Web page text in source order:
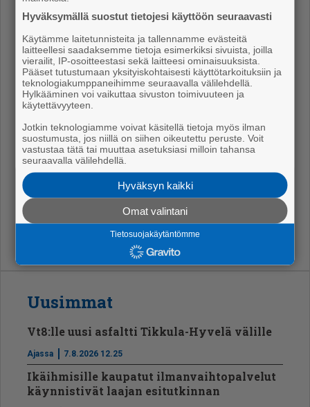
set nä­ky­vät nyt koko säh­kö­jär­jes­tel­män toi­min­ta­var­
muu­des­sa.
On täy­sin ym­mär­ret­tä­vää, et­tä kun­nat te­ke­vät it­sel­
leen ta­lou­del­li­ses­ti kan­nat­ta­via pää­tök­siä. Vaa­ra­na
on kui­ten­kin, et­tä säh­kö­jär­jes­tel­män toi­min­ta­var­
muus al­kaa no­ja­ta pää­tök­sil­le, joi­den te­ki­jöil­lä ei ole
ko­ko­nais­ku­vaa jär­jes­tel­män toi­min­nas­ta.
Ma­ria Rau­ta­nen
Maa­kun­ta­val­tuus­ton va­ra­pu­heen­joh­ta­ja, alue- ja kau­
pun­gin­val­tuu­tet­tu (kok.), Pori
Uusimmat
Vt8:lle uusi asfaltti Tikkula-Hyvelä välille
Ajassa 7.8.2026 12.25
Ikäihmisille kaupatut ilmanvaihtopalvelut
käynnistivät laajan esitutkinnan
Hyväksymällä suostut tietojesi käyttöön seuraavasti
Käytämme laitetunnisteita ja tallennamme evästeitä
laitteellesi saadaksemme tietoja esimerkiksi sivuista, joilla
vierailit, IP-osoitteestasi sekä laitteesi ominaisuuksista.
Pääset tutustumaan yksityiskohtaisesti käyttötarkoituksiin ja
teknologiakumppaneihimme seuraavalla välilehdellä.
Hylkääminen voi vaikuttaa sivuston toimivuuteen ja
käytettävyyteen.
Jotkin teknologiamme voivat käsitellä tietoja myös ilman
suostumusta, jos niillä on siihen oikeutettu peruste. Voit
vastustaa tätä tai muuttaa asetuksiasi milloin tahansa
seuraavalla välilehdellä.
Hyväksyn kaikki
Omat valintani
Tietosuojakäytäntömme